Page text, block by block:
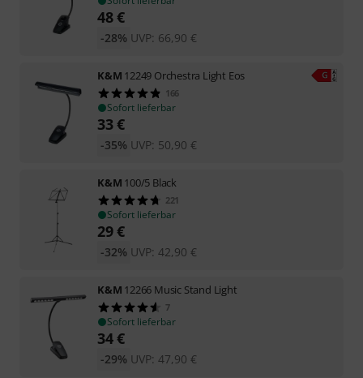
48€
UVP: 66,90 €
-28%
K&M 12249 Orchestra Light Eos
166
Sofort lieferbar
33€
UVP: 50,90 €
-35%
K&M 100/5 Black
221
Sofort lieferbar
29€
UVP: 42,90 €
-32%
K&M 12266 Music Stand Light
7
Sofort lieferbar
34€
UVP: 47,90 €
-29%